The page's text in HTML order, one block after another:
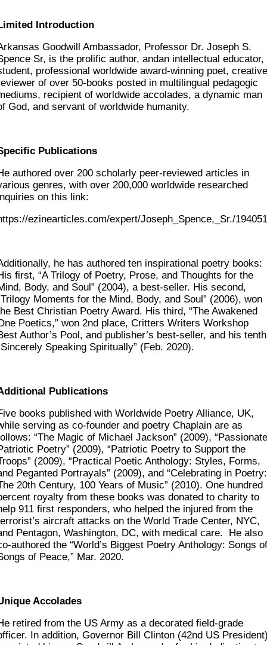
Introduction
Goodwill Ambassador, Professor Dr. Joseph S.
Sr, is the prolific author, andan intellectual educator,
professional worldwide award-winning poet, creative
of over 50-books posted in multilingual pedagogic
recipient of worldwide accolades, a dynamic man
God, and servant of worldwide humanity.
Publications
authored over 200 scholarly peer-reviewed articles in
genres, with over 200,000 worldwide researched
on this link:
ezinearticles.com/expert/Joseph_Spence,_Sr./
he has authored ten inspirational poetry books:
first, “A Trilogy of Poetry, Prose, and Thoughts for the
Body, and Soul” (2004), a best-seller. His second,
Moments for the Mind, Body, and Soul” (2006), won
Best Christian Poetry Award. His third, “The Awakened
Poetics,” won 2nd place, Critters Writers Workshop
Author’s Pool, and publisher’s best-seller, and his
Speaking Spiritually” (Feb. 2020).
Publications
books published with Worldwide Poetry Alliance, UK,
serving as co-founder and poetry Chaplain are as
“The Magic of Michael Jackson” (2009), “Passionate
Poetry” (2009), “Patriotic Poetry to Support the
(2009), “Practical Poetic Anthology: Styles, Forms,
Peganted Portrayals” (2009), and “Celebrating in Poetry:
20th Century, 100 Years of Music” (2010). One hundred
royalty from these books was donated to charity to
911 first responders, who helped the injured from the
aircraft attacks on the World Trade Center, NYC,
Pentagon, Washington, DC, with medical care. He also
authored the “World’s Biggest Poetry Anthology: Songs of
of Peace,” Mar. 2020.
Accolades
retired from the US Army as a decorated field-grade
In addition, Governor Bill Clinton (42nd US